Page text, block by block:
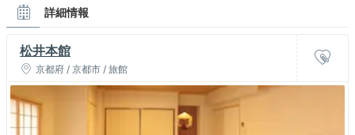
詳細情報
松井本館
京都府 / 京都市 / 旅館